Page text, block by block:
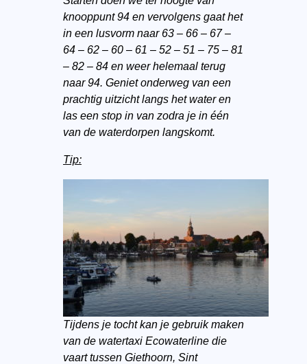
knooppunt 94 en vervolgens gaat het
in een lusvorm naar 63 – 66 – 67 –
64 – 62 – 60 – 61 – 52 – 51 – 75 – 81
– 82 – 84 en weer helemaal terug
naar 94. Geniet onderweg van een
prachtig uitzicht langs het water en
las een stop in van zodra je in één
van de waterdorpen langskomt.
Tip:
Tijdens je tocht kan je gebruik maken
van de watertaxi Ecowaterline die
vaart tussen Giethoorn, Sint